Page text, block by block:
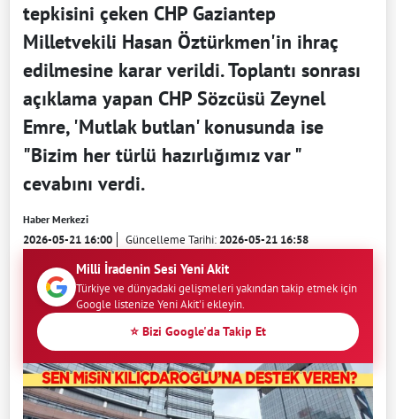
tepkisini çeken CHP Gaziantep
Milletvekili Hasan Öztürkmen'in ihraç
edilmesine karar verildi. Toplantı sonrası
açıklama yapan CHP Sözcüsü Zeynel
Emre, 'Mutlak butlan' konusunda ise
"Bizim her türlü hazırlığımız var "
cevabını verdi.
Haber Merkezi
2026-05-21 16:00 Güncelleme Tarihi:2026-05-21 16:58
Milli İradenin Sesi Yeni Akit
Türkiye ve dünyadaki gelişmeleri yakından takip etmek için
Google listenize Yeni Akit'i ekleyin.
⭐ Bizi Google'da Takip Et